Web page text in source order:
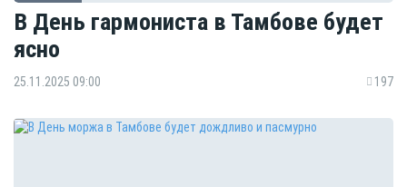
В День гармониста в Тамбове будет
ясно
25.11.2025 09:00 197